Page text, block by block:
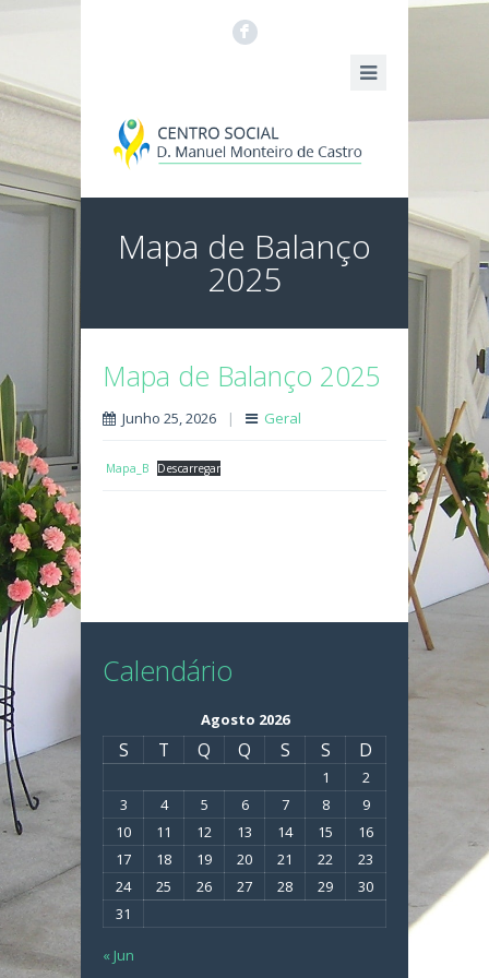
F
Mapa de Balanço
2025
Mapa de Balanço 2025
Junho 25, 2026 | Geral
Mapa_B Descarregar
Calendário
Agosto 2026
S T Q Q S S D
1
2
3
4 5 6 7 8
9
10
11 12 13 14 15
16
17
18 19 20 21 22
23
24
25 26 27 28 29
30
31
« Jun